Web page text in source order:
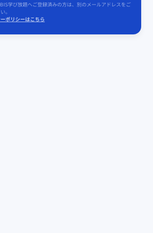
学び放題へご登録済みの方は、別のメールアドレスをご
。
ポリシーはこちら